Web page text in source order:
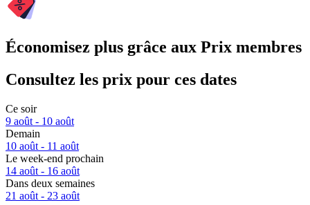
Économisez plus grâce aux Prix membres
Consultez les prix pour ces dates
Ce soir
9 août - 10 août
Demain
10 août - 11 août
Le week-end prochain
14 août - 16 août
Dans deux semaines
21 août - 23 août